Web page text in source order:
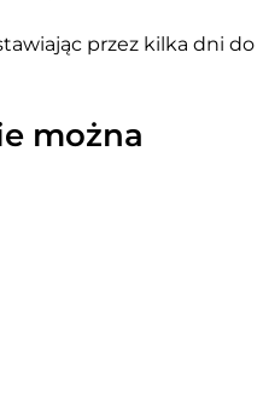
przez kilka dni do
można